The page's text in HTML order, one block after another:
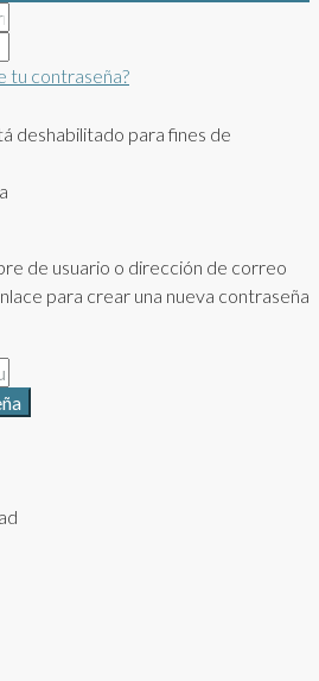
tu contraseña?
deshabilitado para fines de
de usuario o dirección de correo
para crear una nueva contraseña